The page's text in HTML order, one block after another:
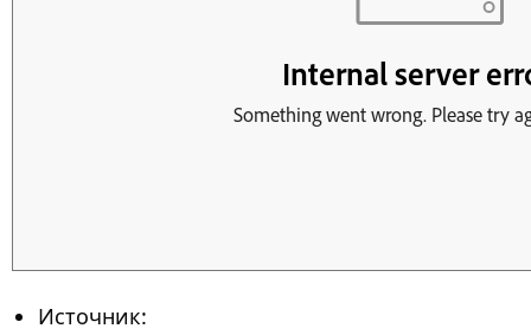
Источник: